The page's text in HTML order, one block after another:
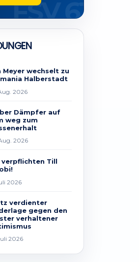
Meyer wechselt zu
Halberstadt
2026
Dämpfer auf
weg zum
2026
verpflichten Till
2026
verdienter
gegen den
verhaltener
2026